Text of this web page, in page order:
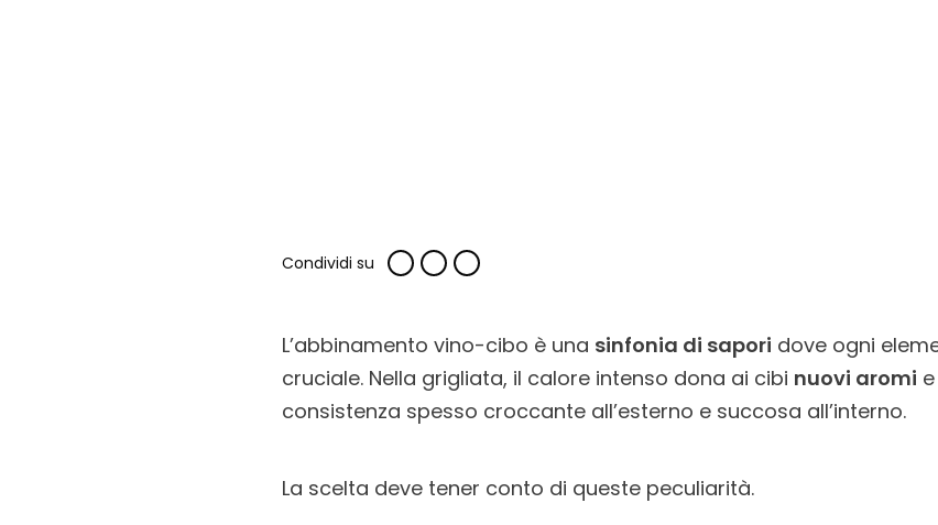
Condividi su
L’abbinamento vino-cibo è una sinfonia di sapori dove ogni
cruciale. Nella grigliata, il calore intenso dona ai cibi nuovi aromi e
consistenza spesso croccante all’esterno e succosa all’interno.
La scelta deve tener conto di queste peculiarità.